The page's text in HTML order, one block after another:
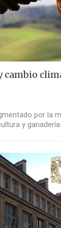
cambio
por la
y ganadería